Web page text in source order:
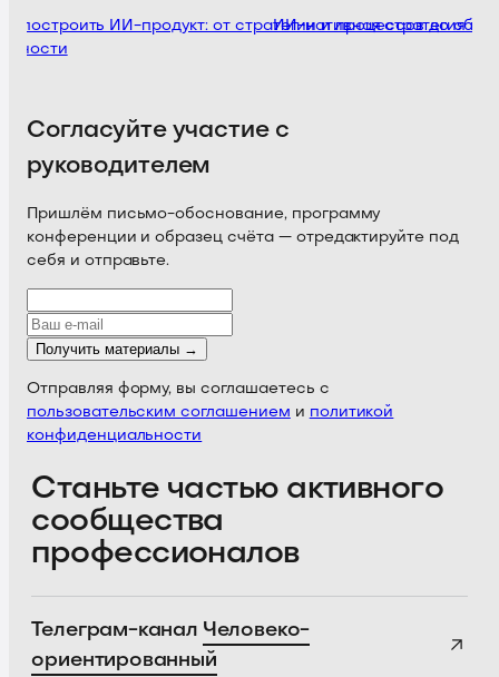
построить ИИ-продукт: от стратегии и процессов до
ИИ-нативная стратегия
Согласуйте участие с
руководителем
Пришлём письмо-обоснование, программу
конференции и образец счёта — отредактируйте под
себя и отправьте.
Получить материалы →
Отправляя форму, вы соглашаетесь с
пользовательским соглашением и политикой
конфиденциальности
Станьте частью активного
сообщества
профессионалов
Телеграм-канал Человеко-
ориентированный